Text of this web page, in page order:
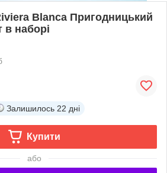
Blanca Пригодницький
в наборі
Залишилось 22 дні
Купити
або